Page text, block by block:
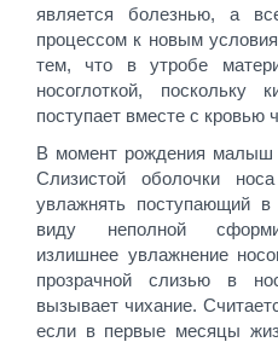
является болезнью, а
процессом к новым
тем, что в утробе
носоглоткой, поскольку
поступает вместе с кровью
В момент рождения малыш
Слизистой оболочки
увлажнять поступающий
виду неполной
излишнее увлажнение
прозрачной слизью в
вызывает чихание.
если в первые месяцы